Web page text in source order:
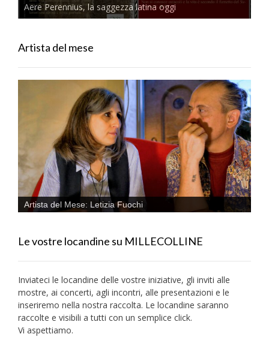
Aere Perennius, la saggezza latina oggi
Artista del mese
Artista del Mese: Letizia Fuochi
Le vostre locandine su MILLECOLLINE
Inviateci le locandine delle vostre iniziative, gli inviti alle
mostre, ai concerti, agli incontri, alle presentazioni e le
inseriremo nella nostra raccolta. Le locandine saranno
raccolte e visibili a tutti con un semplice click.
Vi aspettiamo.